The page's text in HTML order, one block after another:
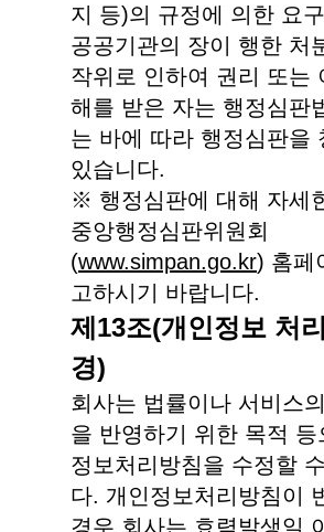
지 등)의 규정에 의한 요
공공기관의 장이 행한 처
작위로 인하여 권리 또는
해를 받은 자는 행정심판
는 바에 따라 행정심판을
있습니다.
※ 행정심판에 대해 자세
중앙행정심판위원회
(www.simpan.go.kr) 홈페
고하시기 바랍니다.
제13조(개인정보 처
경)
회사는 법률이나 서비스
을 반영하기 위한 목적 등
정보처리방침을 수정할
다. 개인정보처리방침이
경우 회사는 효력발생일